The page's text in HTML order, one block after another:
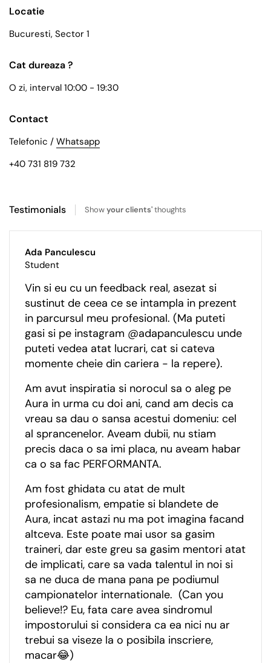
Locatie
Bucuresti, Sector 1
Cat dureaza ?
O zi, interval 10:00 - 19:30
Contact
Telefonic / Whatsapp
+40 731 819 732
Testimonials Showyour clients'thoughts
Ada Panculescu
Student
Vin si eu cu un feedback real, asezat si
sustinut de ceea ce se intampla in prezent
in parcursul meu profesional. (Ma puteti
gasi si pe instagram @adapanculescu unde
puteti vedea atat lucrari, cat si cateva
momente cheie din cariera - la repere).
Am avut inspiratia si norocul sa o aleg pe
Aura in urma cu doi ani, cand am decis ca
vreau sa dau o sansa acestui domeniu: cel
al sprancenelor. Aveam dubii, nu stiam
precis daca o sa imi placa, nu aveam habar
ca o sa fac PERFORMANTA.
Am fost ghidata cu atat de mult
profesionalism, empatie si blandete de
Aura, incat astazi nu ma pot imagina facand
altceva. Este poate mai usor sa gasim
traineri, dar este greu sa gasim mentori atat
de implicati, care sa vada talentul in noi si
sa ne duca de mana pana pe podiumul
campionatelor internationale. (Can you
believe!? Eu, fata care avea sindromul
impostorului si considera ca ea nici nu ar
trebui sa viseze la o posibila inscriere,
macar😂)